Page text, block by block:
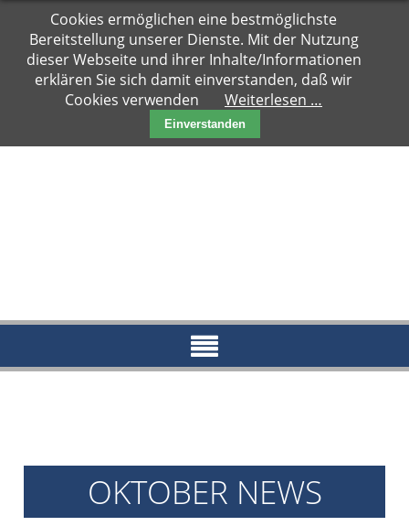
Navigation
überspringen
Hauptseite
Zuhause
gesucht
Notfälle
Aktueller
Archiv
Archiv
2016
OKTOBER NEWS
Cookies ermöglichen eine bestmöglichste
Bereitstellung unserer Dienste. Mit der Nutzung
dieser Webseite und ihrer Inhalte/Informationen
erklären Sie sich damit einverstanden, daß wir
Cookies verwenden
Weiterlesen …
Einverstanden